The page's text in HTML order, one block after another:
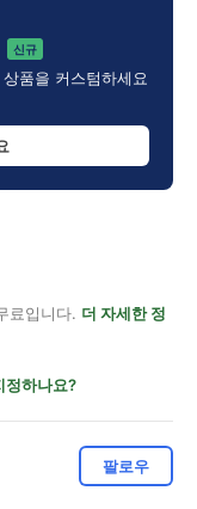
신규
품을 커스텀하세요
료입니다. 더 자세한 정
정하나요?
팔로우